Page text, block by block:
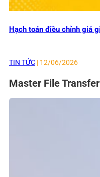
Hạch toán điều chỉnh giá
TIN TỨC | 12/06/2026
Master File